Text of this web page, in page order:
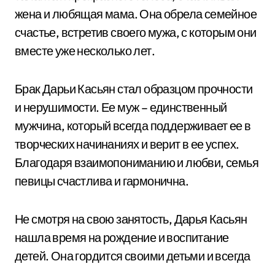
жена и любящая мама. Она обрела семейное
счастье, встретив своего мужа, с которым они
вместе уже несколько лет.
Брак Дарьи Касьян стал образцом прочности
и нерушимости. Ее муж – единственный
мужчина, который всегда поддерживает ее в
творческих начинаниях и верит в ее успех.
Благодаря взаимопониманию и любви, семья
певицы счастлива и гармонична.
Не смотря на свою занятость, Дарья Касьян
нашла время на рождение и воспитание
детей. Она гордится своими детьми и всегда